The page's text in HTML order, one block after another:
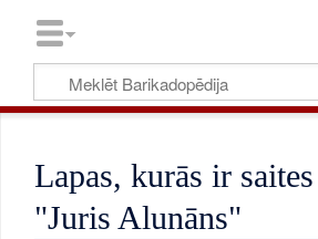
Lapas, kurās ir
"Juris Alunāns"